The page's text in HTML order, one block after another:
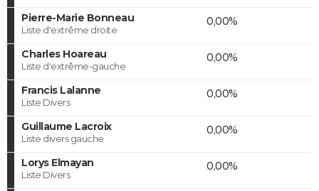
Pierre-Marie Bonneau
Liste d'extrême droite
0,00%
Charles Hoareau
Liste d'extrême-gauche
0,00%
Francis Lalanne
Liste Divers
0,00%
Guillaume Lacroix
Liste divers gauche
0,00%
Lorys Elmayan
Liste Divers
0,00%